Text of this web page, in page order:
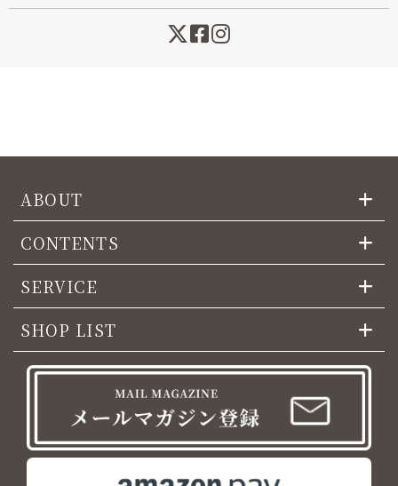
ABOUT
CONTENTS
SERVICE
SHOP LIST